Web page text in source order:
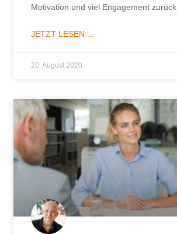
Motivation und viel Engagement zurück.
JETZT LESEN ...
20. August 2020